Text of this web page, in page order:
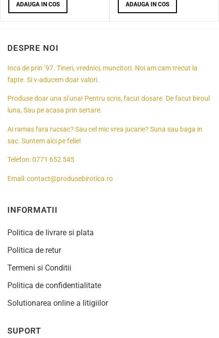
ADAUGA IN COS ADAUGA IN COS
DESPRE NOI
Inca de prin ’97. Tineri, vrednici, muncitori. Noi am cam trecut la
fapte. Si v-aducem doar valori.
Produse doar una si’una! Pentru scris, facut dosare. De facut biroul
luna, Sau pe acasa prin sertare.
Ai ramas fara rucsac? Sau cel mic vrea jucarie? Suna sau baga in
sac. Suntem aici pe felie!
Telefon:0771 652 545
Email:contact@produsebirotica.ro
INFORMATII
Politica de livrare si plata
Politica de retur
Termeni si Conditii
Politica de confidentialitate
Solutionarea online a litigiilor
SUPORT